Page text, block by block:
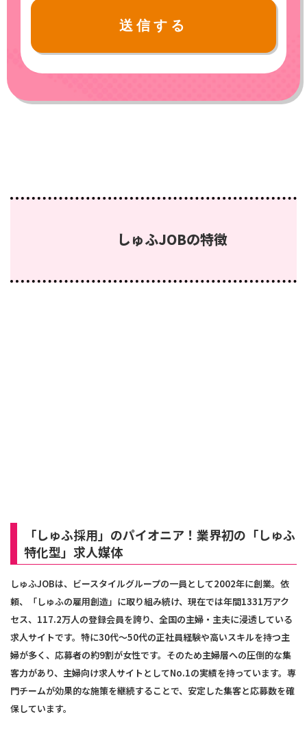
送信する
しゅふJOBの特徴
「しゅふ採用」のパイオニア！業界初の「しゅふ
特化型」求人媒体
しゅふJOBは、ビースタイルグループの一員として2002年に創業。依
頼、「しゅふの雇用創造」に取り組み続け、現在では年間1331万アク
セス、117.2万人の登録会員を誇り、全国の主婦・主夫に浸透している
求人サイトです。特に30代～50代の正社員経験や高いスキルを持つ主
婦が多く、応募者の約9割が女性です。そのため主婦層への圧倒的な集
客力があり、主婦向け求人サイトとしてNo.1の実績を持っています。専
門チームが効果的な施策を継続することで、安定した集客と応募数を確
保しています。